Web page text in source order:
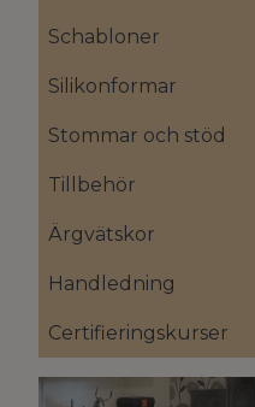
Schabloner
Silikonformar
Stommar och stöd
Tillbehör
Ärgvätskor
Handledning
Certifieringskurser